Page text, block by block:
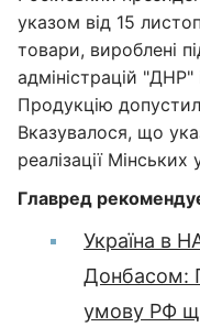
указом від 15
товари, вироблені
адміністрацій
Продукцію
Вказувалося, що
реалізації Мінських
Главред
Україна в
Донбасом:
умову РФ